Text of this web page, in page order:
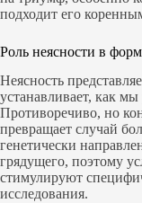
подходит его
Роль неясности в
Неясность
устанавливает, как
Противоречиво, но
превращает случай
генетически
грядущего, поэтому
стимулируют
исследования.